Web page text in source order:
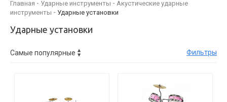
Главная Ударные инструменты
Акустические ударные
инструменты
Ударные установки
Ударные установки
Фильтры